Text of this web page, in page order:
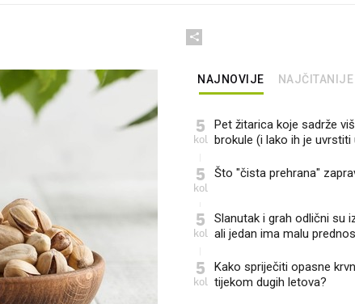
NAJNOVIJE NAJČITANIJE
5
kol
Pet žitarica koje sadrže
brokule (i lako ih je uvrstiti
5
kol
Što "čista prehrana"
5
kol
Slanutak i grah odlični su
ali jedan ima malu
5
kol
Kako spriječiti opasne
tijekom dugih letova?